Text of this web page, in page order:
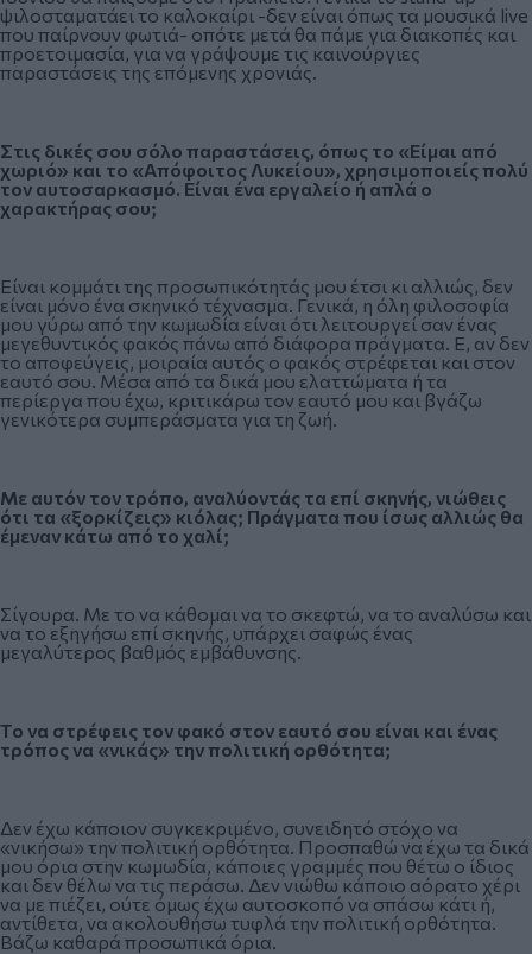
ψιλοσταματάει το καλοκαίρι -δεν είναι όπως τα μουσικά live
που παίρνουν φωτιά- οπότε μετά θα πάμε για διακοπές και
προετοιμασία, για να γράψουμε τις καινούργιες
παραστάσεις της επόμενης χρονιάς.
Στις δικές σου σόλο παραστάσεις, όπως το «Είμαι από
χωριό» και το «Απόφοιτος Λυκείου», χρησιμοποιείς πολύ
τον αυτοσαρκασμό. Είναι ένα εργαλείο ή απλά ο
χαρακτήρας σου;
Είναι κομμάτι της προσωπικότητάς μου έτσι κι αλλιώς, δεν
είναι μόνο ένα σκηνικό τέχνασμα. Γενικά, η όλη φιλοσοφία
μου γύρω από την κωμωδία είναι ότι λειτουργεί σαν ένας
μεγεθυντικός φακός πάνω από διάφορα πράγματα. Ε, αν δεν
το αποφεύγεις, μοιραία αυτός ο φακός στρέφεται και στον
εαυτό σου. Μέσα από τα δικά μου ελαττώματα ή τα
περίεργα που έχω, κριτικάρω τον εαυτό μου και βγάζω
γενικότερα συμπεράσματα για τη ζωή.
Με αυτόν τον τρόπο, αναλύοντάς τα επί σκηνής, νιώθεις
ότι τα «ξορκίζεις» κιόλας; Πράγματα που ίσως αλλιώς θα
έμεναν κάτω από το χαλί;
Σίγουρα. Με το να κάθομαι να το σκεφτώ, να το αναλύσω και
να το εξηγήσω επί σκηνής, υπάρχει σαφώς ένας
μεγαλύτερος βαθμός εμβάθυνσης.
Το να στρέφεις τον φακό στον εαυτό σου είναι και ένας
τρόπος να «νικάς» την πολιτική ορθότητα;
Δεν έχω κάποιον συγκεκριμένο, συνειδητό στόχο να
«νικήσω» την πολιτική ορθότητα. Προσπαθώ να έχω τα δικά
μου όρια στην κωμωδία, κάποιες γραμμές που θέτω ο ίδιος
και δεν θέλω να τις περάσω. Δεν νιώθω κάποιο αόρατο χέρι
να με πιέζει, ούτε όμως έχω αυτοσκοπό να σπάσω κάτι ή,
αντίθετα, να ακολουθήσω τυφλά την πολιτική ορθότητα.
Βάζω καθαρά προσωπικά όρια.